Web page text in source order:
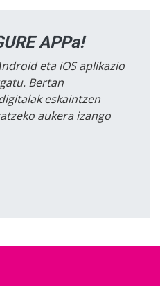
APPa!
eta iOS aplikazio
Bertan
eskaintzen
aukera izango